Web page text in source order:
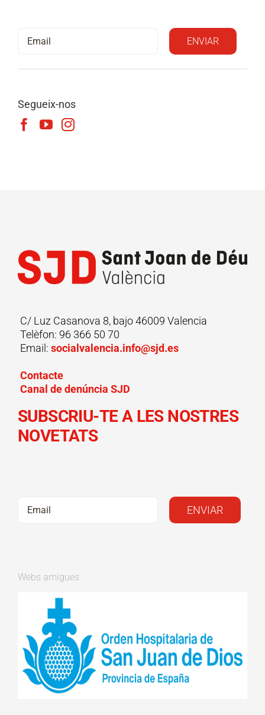
Segueix-nos
C/ Luz Casanova 8, bajo 46009 Valencia
Telèfon: 96 366 50 70
Email:socialvalencia.info@sjd.es
Contacte
Canal de denúncia SJD
SUBSCRIU-TE A LES NOSTRES
NOVETATS
Webs amigues